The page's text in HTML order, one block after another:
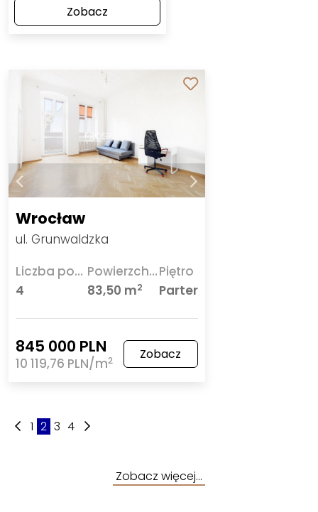
Zobacz
Wrocław
ul. Grunwaldzka
Liczba pokoi
4
Powierzchnia
83,50 m2
Piętro
Parter
845 000 PLN
10 119,76 PLN/m2 Zobacz
1 2 3 4
Zobacz więcej…